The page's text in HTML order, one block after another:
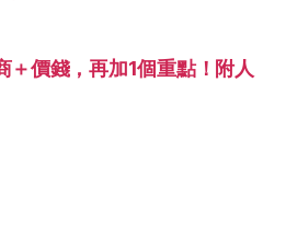
＋價錢，再加1個重點！附人